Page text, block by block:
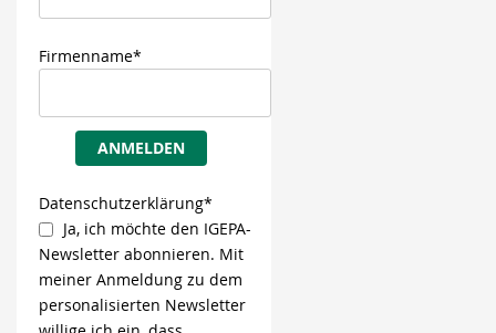
Firmenname*
ANMELDEN
Datenschutzerklärung*
Ja, ich möchte den IGEPA-
Newsletter abonnieren. Mit
meiner Anmeldung zu dem
personalisierten Newsletter